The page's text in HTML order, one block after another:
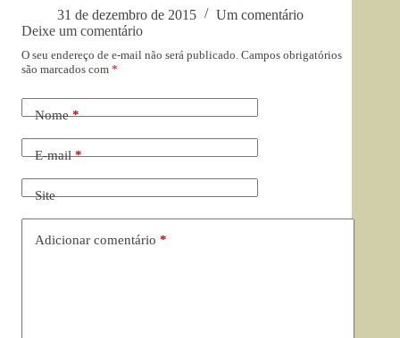
31 de dezembro de 2015
Um comentário
Deixe um comentário
O seu endereço de e-mail não será publicado. Campos obrigatórios
são marcados com *
Nome*
E-mail*
Site
Adicionar comentário *